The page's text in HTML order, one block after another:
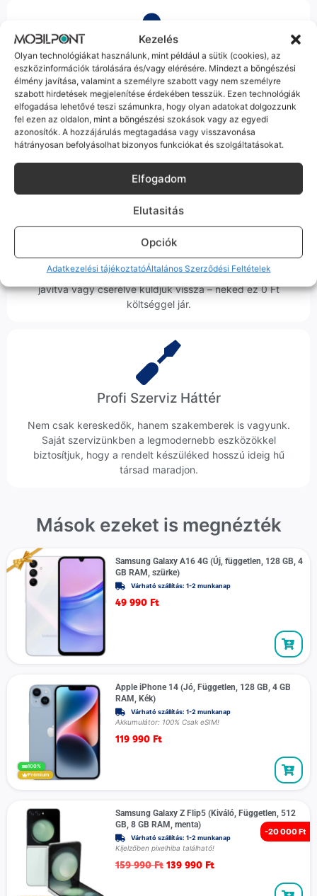
Kezelés
Olyan technológiákat használunk, mint például a sütik (cookies), az
eszközinformációk tárolására és/vagy elérésére. Mindezt a böngészési
élmény javítása, valamint a személyre szabott vagy nem személyre
szabott hirdetések megjelenítése érdekében tesszük. Ezen technológiák
elfogadása lehetővé teszi számunkra, hogy olyan adatokat dolgozzunk
fel ezen az oldalon, mint a böngészési szokások vagy az egyedi
azonosítók. A hozzájárulás megtagadása vagy visszavonása
hátrányosan befolyásolhat bizonyos funkciókat és szolgáltatásokat.
Elfogadom
Elutasitás
Opciók
Adatkezelési tájékoztatóÁltalános Szerződési Feltételek
Korrekt Ügyintézés
Hibázni emberi dolog, de a felelősségvállalás nálunk alap.
Ha ritkán előfordul egy hiba, nem kifogásokat keresünk,
hanem megoldást. Szakértő kollégáink azonnal kézbe
veszik az ügyedet.
Ingyenes Futár & Szerviz
Ha messze laksz, mi megyünk a készülékért. Garanciális
probléma esetén küldjük a futárt, bevizsgáljuk a telefont, és
javítva vagy cserélve küldjük vissza – neked ez 0 Ft
költséggel jár.
Profi Szerviz Háttér
Nem csak kereskedők, hanem szakemberek is vagyunk.
Saját szervizünkben a legmodernebb eszközökkel
biztosítjuk, hogy a rendelt készüléked hosszú ideig hű
társad maradjon.
Mások ezeket is megnézték
Samsung Galaxy A16 4G (Új, független, 128 GB, 4
GB RAM, szürke)
Várható szállítás: 1-2 munkanap
49 990 Ft
100%
Prémium
Apple iPhone 14 (Jó, Független, 128 GB, 4 GB
RAM, Kék)
Várható szállítás: 1-2 munkanap
Akkumulátor: 100% Csak eSIM!
119 990 Ft
-20 000 Ft
Samsung Galaxy Z Flip5 (Kiváló, Független, 512
GB, 8 GB RAM, menta)
Várható szállítás: 1-2 munkanap
Kijelzőben pixelhiba található!
159 990Ft 139 990 Ft